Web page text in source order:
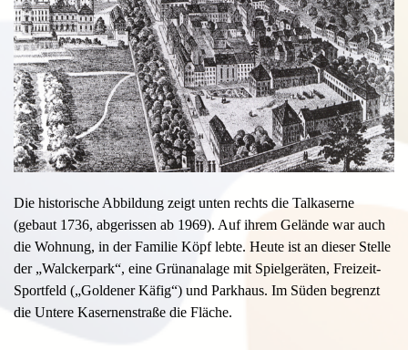
Die historische Abbildung zeigt unten rechts die Talkaserne
(gebaut 1736, abgerissen ab 1969). Auf ihrem Gelände war auch
die Wohnung, in der Familie Köpf lebte. Heute ist an dieser Stelle
der „Walckerpark“, eine Grünanalage mit Spielgeräten, Freizeit-
Sportfeld („Goldener Käfig“) und Parkhaus. Im Süden begrenzt
die Untere Kasernenstraße die Fläche.